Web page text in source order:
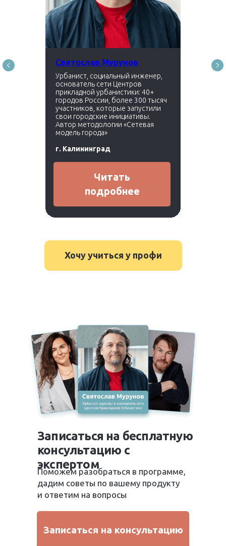
Святослав Мурунов
Урбанист, социальный инженер,
основатель сети Центров
прикладной урбанистики: 40+
городов России, более 300 тысяч
участников, которые запустили
свои городские инициативы.
Автор методологии «Сетевая
модель города»
г. Калининград
Читать
подробнее
Хочу учиться у профи
Поможем разобраться в программе,
дадим советы по вашему продукту
и ответим на вопросы
Записаться на бесплатную
консультацию с
экспертом
Записаться на консультацию